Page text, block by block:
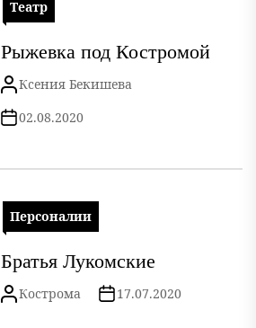
Театр
Рыжевка под Костромой
Ксения Бекишева
02.08.2020
Персоналии
Братья Лукомские
Кострома 17.07.2020